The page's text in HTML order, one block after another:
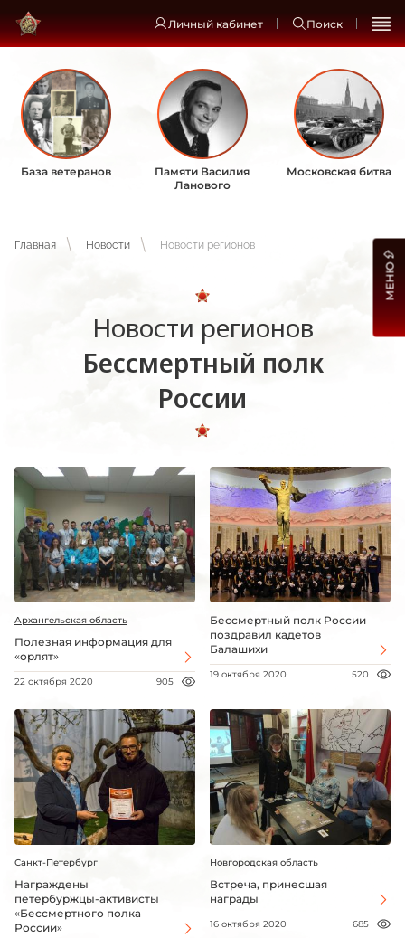
Личный кабинет Поиск
База ветеранов
Памяти Василия
Ланового
Московская битва
Главная Новости Новости регионов
Новости регионов
Бессмертный полк
России
Архангельская область
Полезная информация для
«орлят»
22 октября 2020 905
Бессмертный полк России
поздравил кадетов
Балашихи
19 октября 2020 520
Санкт-Петербург
Награждены
петербуржцы-активисты
«Бессмертного полка
России»
Новгородская область
Встреча, принесшая
награды
16 октября 2020 685
МЕНЮ